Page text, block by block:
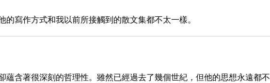
寫作方式和我以前所接觸到的散文集都不太一樣。
蘊含著很深刻的哲理性。雖然已經過去了幾個世紀，但他的思想永遠都